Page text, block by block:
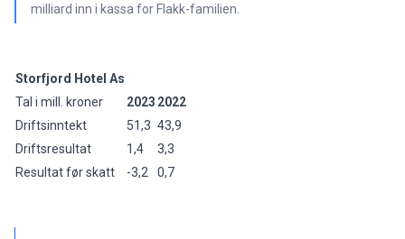
milliard inn i kassa for Flakk-familien.
Storfjord Hotel As
Tal i mill. kroner
2023 2022
Driftsinntekt
51,3 43,9
Driftsresultat
1,4
3,3
Resultat før skatt
-3,2 0,7